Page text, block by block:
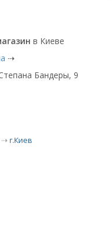
в Киеве
⇢
Бандеры, 9
⇢ г.Киев